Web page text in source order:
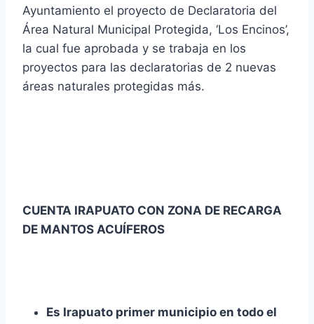
Ayuntamiento el proyecto de Declaratoria del
Área Natural Municipal Protegida, ‘Los Encinos’,
la cual fue aprobada y se trabaja en los
proyectos para las declaratorias de 2 nuevas
áreas naturales protegidas más.
CUENTA IRAPUATO CON ZONA DE RECARGA
DE MANTOS ACUÍFEROS
Es Irapuato primer municipio en todo el